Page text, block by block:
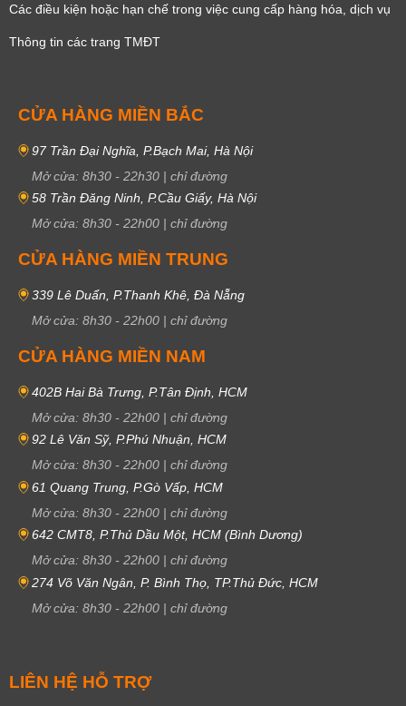
Các điều kiện hoặc hạn chế trong việc cung cấp hàng hóa, dịch vụ
Thông tin các trang TMĐT
CỬA HÀNG MIỀN BẮC
97 Trần Đại Nghĩa, P.Bạch Mai, Hà Nội
Mở cửa: 8h30 - 22h30 | chỉ đường
58 Trần Đăng Ninh, P.Cầu Giấy, Hà Nội
Mở cửa: 8h30 - 22h00 | chỉ đường
CỬA HÀNG MIỀN TRUNG
339 Lê Duẩn, P.Thanh Khê, Đà Nẵng
Mở cửa: 8h30 - 22h00 | chỉ đường
CỬA HÀNG MIỀN NAM
402B Hai Bà Trưng, P.Tân Định, HCM
Mở cửa: 8h30 - 22h00 | chỉ đường
92 Lê Văn Sỹ, P.Phú Nhuận, HCM
Mở cửa: 8h30 - 22h00 | chỉ đường
61 Quang Trung, P.Gò Vấp, HCM
Mở cửa: 8h30 - 22h00 | chỉ đường
642 CMT8, P.Thủ Dầu Một, HCM (Bình Dương)
Mở cửa: 8h30 - 22h00 | chỉ đường
274 Võ Văn Ngân, P. Bình Thọ, TP.Thủ Đức, HCM
Mở cửa: 8h30 - 22h00 | chỉ đường
LIÊN HỆ HỖ TRỢ